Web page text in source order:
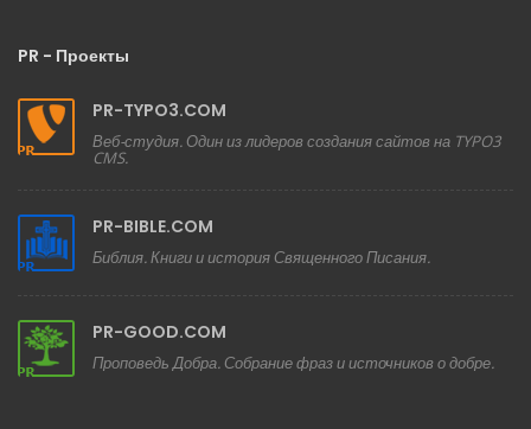
PR - Проекты
PR-TYPO3.COM
Веб-студия. Один из лидеров создания сайтов на TYPO3
CMS.
PR-BIBLE.COM
Библия. Книги и история Священного Писания.
PR-GOOD.COM
Проповедь Добра. Собрание фраз и источников о добре.